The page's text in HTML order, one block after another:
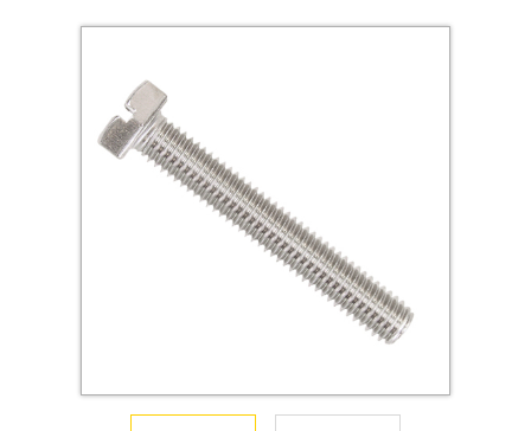
Заклепки (Гайки-Заклепки)
Крюки, кольца с метрической резьбой
Крюки, кольца с шурупной резьбой
Оснастка и аксессуары для яхт